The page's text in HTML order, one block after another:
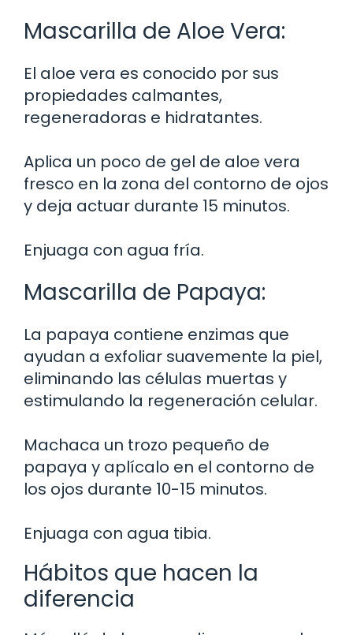
Mascarilla de Aloe Vera:
El aloe vera es conocido por sus
propiedades calmantes,
regeneradoras e hidratantes.
Aplica un poco de gel de aloe vera
fresco en la zona del contorno de ojos
y deja actuar durante 15 minutos.
Enjuaga con agua fría.
Mascarilla de Papaya:
La papaya contiene enzimas que
ayudan a exfoliar suavemente la piel,
eliminando las células muertas y
estimulando la regeneración celular.
Machaca un trozo pequeño de
papaya y aplícalo en el contorno de
los ojos durante 10-15 minutos.
Enjuaga con agua tibia.
Hábitos que hacen la
diferencia